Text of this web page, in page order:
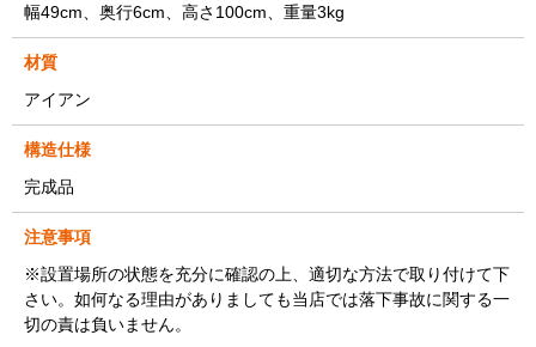
幅49cm、奥行6cm、高さ100cm、重量3kg
材質
アイアン
構造仕様
完成品
注意事項
※設置場所の状態を充分に確認の上、適切な方法で取り付けて下
さい。如何なる理由がありましても当店では落下事故に関する一
切の責は負いません。